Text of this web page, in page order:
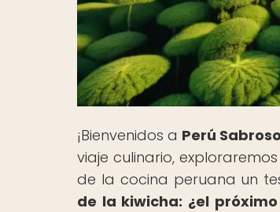
¡Bienvenidos a Perú Sabroso
viaje culinario,
de la cocina peruana un
de la kiwicha: ¿el